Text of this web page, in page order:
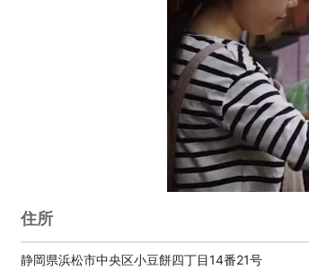
住所
静岡県浜松市中央区小豆餅四丁目14番21号